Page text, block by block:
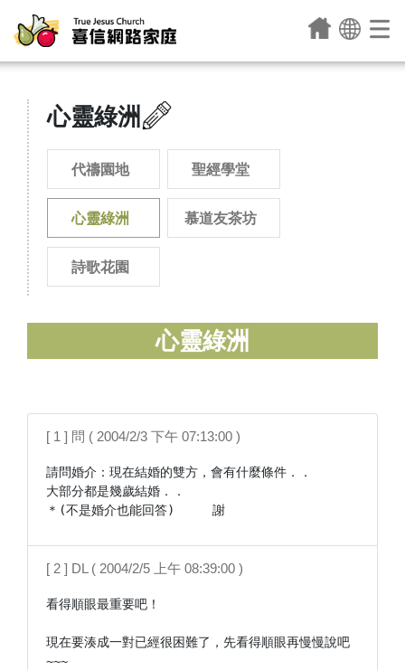
心靈綠洲
代禱園地 聖經學堂
心靈綠洲 慕道友茶坊
詩歌花園
心靈綠洲
[ 1 ] 問 ( 2004/2/3 下午 07:13:00 )
請問婚介：現在結婚的雙方，會有什麼條件．．
大部分都是幾歲結婚．．
＊(不是婚介也能回答)　　　謝
[ 2 ] DL ( 2004/2/5 上午 08:39:00 )
看得順眼最重要吧！
現在要湊成一對已經很困難了，先看得順眼再慢慢說吧
~~~